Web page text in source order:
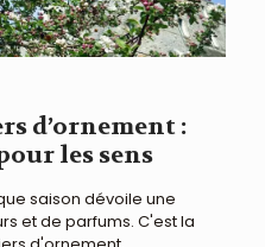
d’ornement :
les sens
saison dévoile une
et de parfums. C'est la